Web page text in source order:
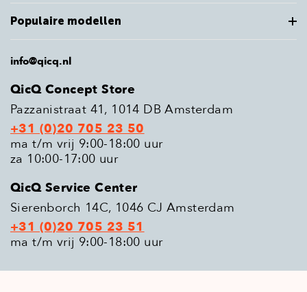
Populaire modellen
info@qicq.nl
QicQ Concept Store
Pazzanistraat 41, 1014 DB Amsterdam
+31 (0)20 705 23 50
ma t/m vrij 9:00-18:00 uur
za 10:00-17:00 uur
QicQ Service Center
Sierenborch 14C, 1046 CJ Amsterdam
+31 (0)20 705 23 51
ma t/m vrij 9:00-18:00 uur